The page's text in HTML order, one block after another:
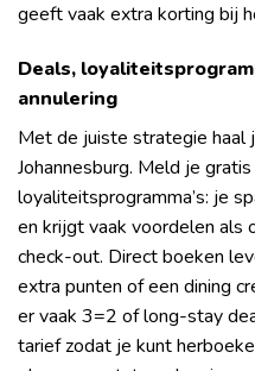
geeft vaak extra korting bij
Deals,
annulering
Met de juiste strategie
Johannesburg. Meld je
loyaliteitsprogramma’s: je
en krijgt vaak voordelen als
check-out. Direct boeken
extra punten of een dining
er vaak 3=2 of long-stay
tarief zodat je kunt